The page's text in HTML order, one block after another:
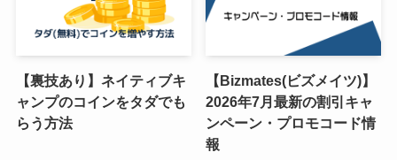
【裏技あり】ネイティブキ
ャンプのコインをタダでも
らう方法
【Bizmates(ビズメイツ)】
2026年7月最新の割引キャ
ンペーン・プロモコード情
報